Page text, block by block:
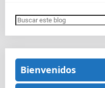
Bienvenidos